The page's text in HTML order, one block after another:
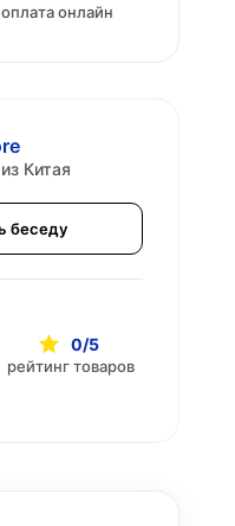
онлайн
Китая
беседу
0/5
рейтинг товаров